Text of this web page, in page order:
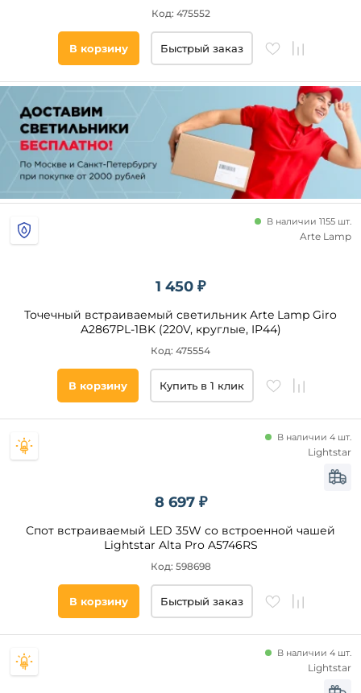
Код: 475552
В корзину Быстрый заказ
1 450 ₽
Точечный встраиваемый светильник Arte Lamp Giro
A2867PL-1BK (220V, круглые, IP44)
В наличии 1155 шт.
Код: 475554
Arte Lamp
В корзину Купить в 1 клик
8 697 ₽
Спот встраиваемый LED 35W со встроенной чашей
Lightstar Alta Pro A5746RS
В наличии 4 шт.
Код: 598698
Lightstar
В корзину Быстрый заказ
В наличии 4 шт.
Lightstar